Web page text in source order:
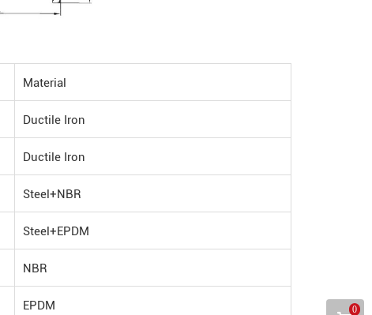
Material
Ductile Iron
Ductile Iron
Steel+NBR
Steel+EPDM
NBR
EPDM 0